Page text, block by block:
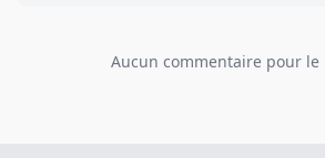
Aucun commentaire pour le